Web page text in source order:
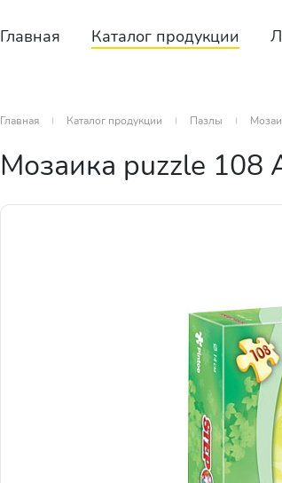
Главная Каталог продукции
Главная Каталог продукции Пазлы
Мозаика puzzle 108